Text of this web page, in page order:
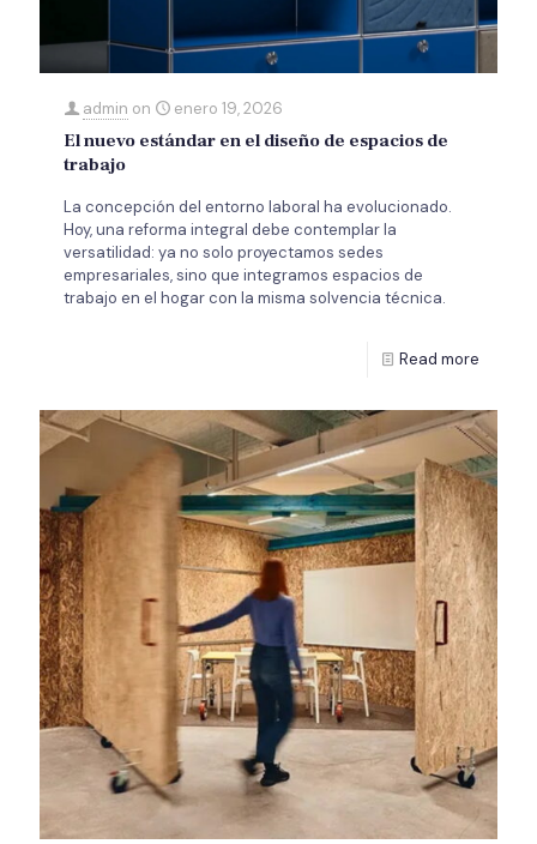
admin on enero 19, 2026
El nuevo estándar en el diseño de espacios de
trabajo
La concepción del entorno laboral ha evolucionado.
Hoy, una reforma integral debe contemplar la
versatilidad: ya no solo proyectamos sedes
empresariales, sino que integramos espacios de
trabajo en el hogar con la misma solvencia técnica.
Read more